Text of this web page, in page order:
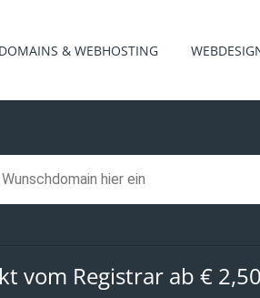
DOMAINS & WEBHOSTING
vom Registrar ab €